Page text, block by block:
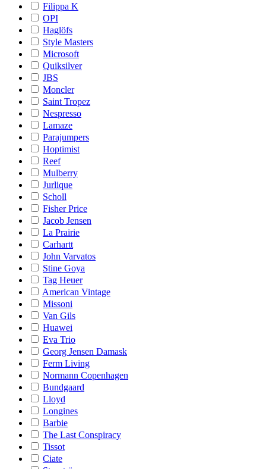
Filippa K
OPI
Haglöfs
Style Masters
Microsoft
Quiksilver
JBS
Moncler
Saint Tropez
Nespresso
Lamaze
Parajumpers
Hoptimist
Reef
Mulberry
Jurlique
Scholl
Fisher Price
Jacob Jensen
La Prairie
Carhartt
John Varvatos
Stine Goya
Tag Heuer
American Vintage
Missoni
Van Gils
Huawei
Eva Trio
Georg Jensen Damask
Ferm Living
Normann Copenhagen
Bundgaard
Lloyd
Longines
Barbie
The Last Conspiracy
Tissot
Ciate